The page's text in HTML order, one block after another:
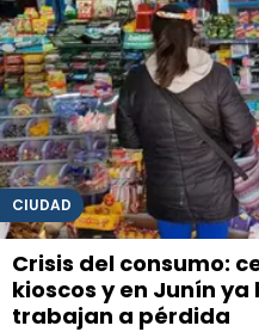
CIUDAD
Crisis del consumo:
kioscos y en Junín
trabajan a pérdida